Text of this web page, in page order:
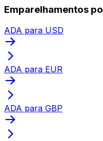
Emparelhamentos
ADA para USD
ADA para EUR
ADA para GBP